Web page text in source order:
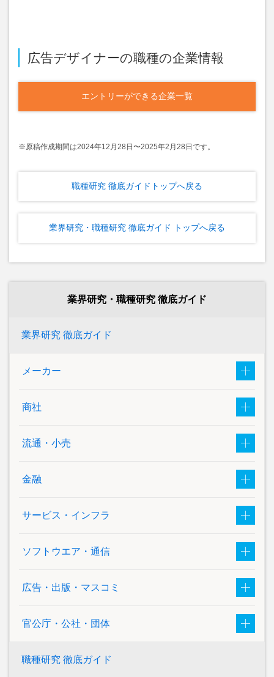
広告デザイナーの職種の企業情報
エントリーができる企業一覧
※原稿作成期間は2024年12⽉28⽇〜2025年2⽉28⽇です。
職種研究 徹底ガイドトップへ戻る
業界研究・職種研究 徹底ガイド トップへ戻る
業界研究・職種研究 徹底ガイド
業界研究 徹底ガイド
メーカー
商社
流通・小売
金融
サービス・インフラ
ソフトウエア・通信
広告・出版・マスコミ
官公庁・公社・団体
職種研究 徹底ガイド